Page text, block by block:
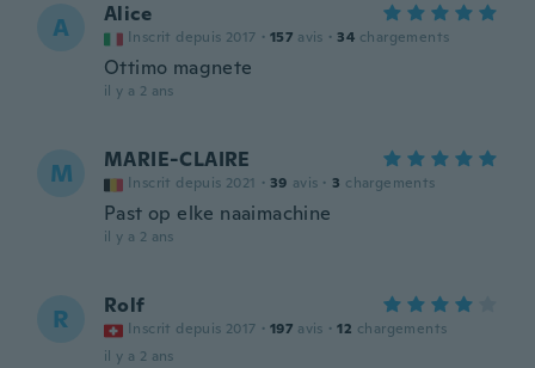
A Alice
Inscrit depuis 2017 · 157 avis · 34 chargements
Ottimo magnete
il y a 2 ans
M MARIE-CLAIRE
Inscrit depuis 2021 · 39 avis · 3 chargements
Past op elke naaimachine
il y a 2 ans
R Rolf
Inscrit depuis 2017 · 197 avis · 12 chargements
il y a 2 ans